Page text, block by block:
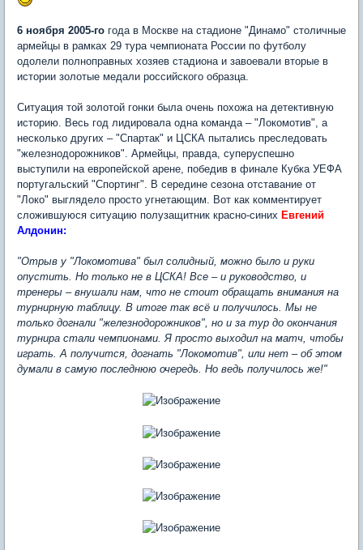
6 ноября 2005-го года в Москве на стадионе "Динамо" столичные
армейцы в рамках 29 тура чемпионата России по футболу
одолели полноправных хозяев стадиона и завоевали вторые в
истории золотые медали российского образца.
Ситуация той золотой гонки была очень похожа на детективную
историю. Весь год лидировала одна команда – "Локомотив", а
несколько других – "Спартак" и ЦСКА пытались преследовать
"железнодорожников". Армейцы, правда, суперуспешно
выступили на европейской арене, победив в финале Кубка УЕФА
португальский "Спортинг". В середине сезона отставание от
"Локо" выглядело просто угнетающим. Вот как комментирует
сложившуюся ситуацию полузащитник красно-синих Евгений
Алдонин:
"Отрыв у "Локомотива" был солидный, можно было и руки
опустить. Но только не в ЦСКА! Все – и руководство, и
тренеры – внушали нам, что не стоит обращать внимания на
турнирную таблицу. В итоге так всё и получилось. Мы не
только догнали "железнодорожников", но и за тур до окончания
турнира стали чемпионами. Я просто выходил на матч, чтобы
играть. А получится, догнать "Локомотив", или нет – об этом
думали в самую последнюю очередь. Но ведь получилось же!"